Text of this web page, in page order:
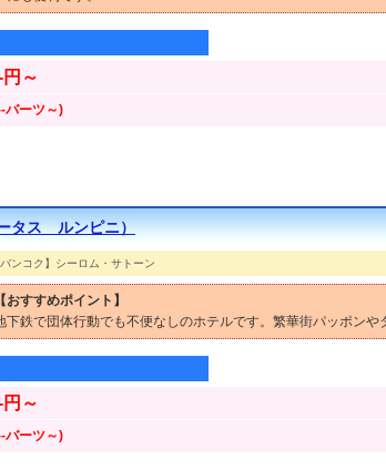
円～
バーツ～)
タス ルンピニ）
バンコク】シーロム・サトーン
【おすすめポイント】
下鉄で団体行動でも不便なしのホテルです。繁華街パッポンや
円～
バーツ～)